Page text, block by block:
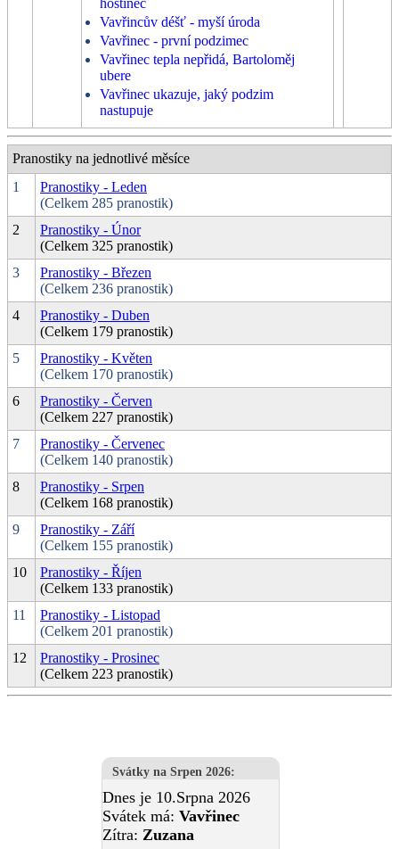
hostinec
Vavřincův déšť - myší úroda
Vavřinec - první podzimec
Vavřinec tepla nepřidá, Bartoloměj
ubere
Vavřinec ukazuje, jaký podzim
nastupuje
Pranostiky na jednotlivé měsíce
1
Pranostiky - Leden
(Celkem 285 pranostik)
2
Pranostiky - Únor
(Celkem 325 pranostik)
3
Pranostiky - Březen
(Celkem 236 pranostik)
4
Pranostiky - Duben
(Celkem 179 pranostik)
5
Pranostiky - Květen
(Celkem 170 pranostik)
6
Pranostiky - Červen
(Celkem 227 pranostik)
7
Pranostiky - Červenec
(Celkem 140 pranostik)
8
Pranostiky - Srpen
(Celkem 168 pranostik)
9
Pranostiky - Září
(Celkem 155 pranostik)
10
Pranostiky - Říjen
(Celkem 133 pranostik)
11
Pranostiky - Listopad
(Celkem 201 pranostik)
12
Pranostiky - Prosinec
(Celkem 223 pranostik)
Svátky na Srpen 2026:
Dnes je 10.Srpna 2026
Svátek má: Vavřinec
Zítra: Zuzana